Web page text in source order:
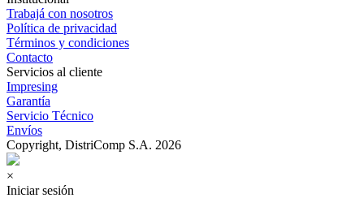
Trabajá con nosotros
Política de privacidad
Términos y condiciones
Contacto
Servicios al cliente
Impresing
Garantía
Servicio Técnico
Envíos
Copyright, DistriComp S.A. 2026
×
Iniciar sesión